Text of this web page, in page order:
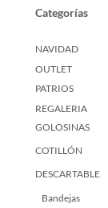
Categorías
NAVIDAD
OUTLET
PATRIOS
REGALERIA
GOLOSINAS
COTILLÓN
DESCARTABLE
Bandejas